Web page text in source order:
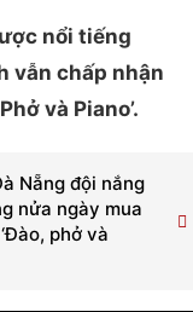
nổi tiếng
vẫn chấp nhận
và Piano’.
Nẵng đội nắng
nửa ngày mua
phở và